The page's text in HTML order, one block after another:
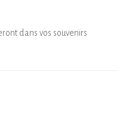
dans vos souvenirs